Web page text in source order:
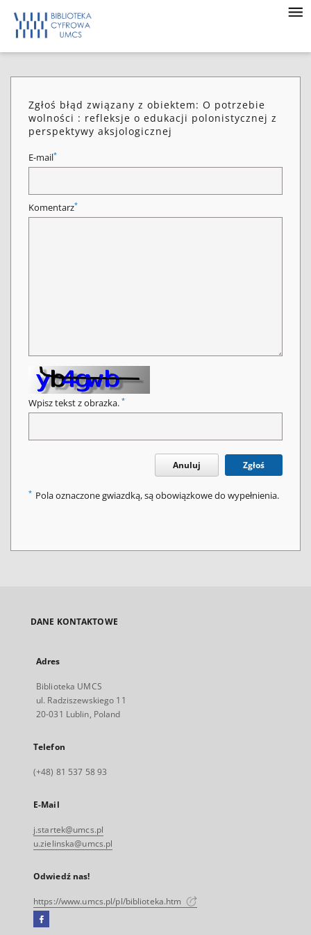
Zgłoś błąd związany z obiektem: O potrzebie
wolności : refleksje o edukacji polonistycznej z
perspektywy aksjologicznej
E-mail*
Komentarz*
Wpisz tekst z obrazka. *
Anuluj Zgłoś
* Pola oznaczone gwiazdką, są obowiązkowe do wypełnienia.
DANE KONTAKTOWE
Adres
Biblioteka UMCS
ul. Radziszewskiego 11
20-031 Lublin, Poland
Telefon
(+48) 81 537 58 93
E-Mail
j.startek@umcs.pl
u.zielinska@umcs.pl
Odwiedź nas!
https://www.umcs.pl/pl/biblioteka.htm
Facebook